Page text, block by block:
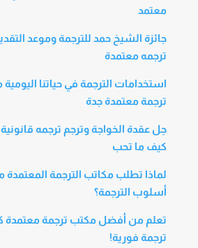
معتمد
جائزة الشيخ حمد للترجمة وموعد
ترجمه معتمدة
استخدامات الترجمة في حياتنا
ترجمة معتمدة جدة
حِل عقدة الخواجة وترجم ترجمه
كيف ما تحب
لماذا تطلب مكاتب الترجمة
أسلوب الترجمة؟
تعلم من أفضل مكتب ترجمة معتمدة
ترجمة فورية!